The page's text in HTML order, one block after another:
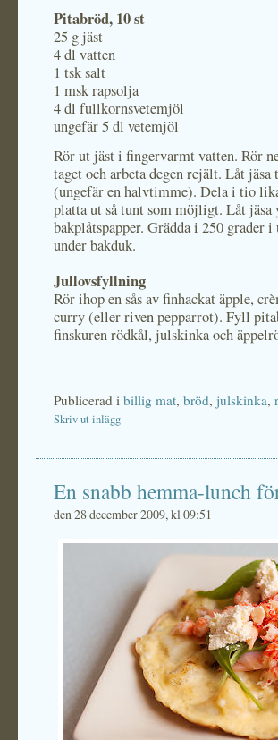
Pitabröd, 10 st
25 g jäst
4 dl vatten
1 tsk salt
1 msk rapsolja
4 dl fullkornsvetemjöl
ungefär 5 dl vetemjöl
Rör ut jäst i fingervarmt vatten. Rör
taget och arbeta degen rejält. Låt
(ungefär en halvtimme). Dela i tio
platta ut så tunt som möjligt. Låt
bakplåtspapper. Grädda i 250 grader
under bakduk.
Jullovsfyllning
Rör ihop en sås av finhackat äpple,
curry (eller riven pepparrot). Fyll
finskuren rödkål, julskinka och
Publicerad i billig mat, bröd, julskinka,
Skriv ut inlägg
En snabb hemma-lunch
den 28 december 2009, kl 09:51